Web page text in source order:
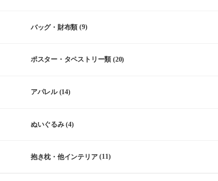
バッグ・財布類 (9)
ポスター・タペストリー類 (20)
アパレル(14)
ぬいぐるみ(4)
抱き枕・他インテリア(11)